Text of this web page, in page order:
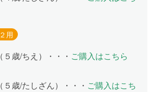
用
歳/ちえ）・・・ ご購入はこちら
歳/たしざん）・・・ ご購入はこち